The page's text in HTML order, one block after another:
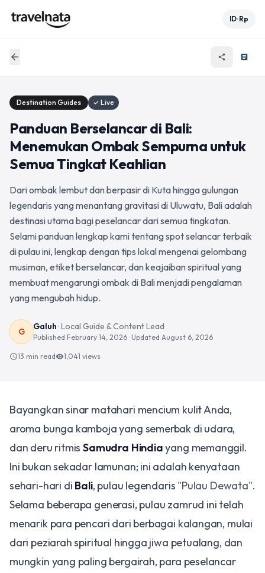
ID•Rp
arrow_back share article
Destination Guides ✓ Live
Panduan Berselancar di Bali:
Menemukan Ombak Sempurna untuk
Semua Tingkat Keahlian
Dari ombak lembut dan berpasir di Kuta hingga gulungan
legendaris yang menantang gravitasi di Uluwatu, Bali adalah
destinasi utama bagi peselancar dari semua tingkatan.
Selami panduan lengkap kami tentang spot selancar terbaik
di pulau ini, lengkap dengan tips lokal mengenai gelombang
musiman, etiket berselancar, dan keajaiban spiritual yang
membuat mengarungi ombak di Bali menjadi pengalaman
yang mengubah hidup.
G Galuh ·Local Guide & Content Lead
Published February 14, 2026 · Updated August 6, 2026
schedule13 min readvisibility1,041 views
Bayangkan sinar matahari mencium kulit Anda,
aroma bunga kamboja yang semerbak di udara,
dan deru ritmisSamudra Hindiayang memanggil.
Ini bukan sekadar lamunan; ini adalah kenyataan
sehari-hari di Bali, pulau legendaris "Pulau Dewata".
Selama beberapa generasi, pulau zamrud ini telah
menarik para pencari dari berbagai kalangan, mulai
dari peziarah spiritual hingga jiwa petualang, dan
mungkin yang paling bergairah, para peselancar